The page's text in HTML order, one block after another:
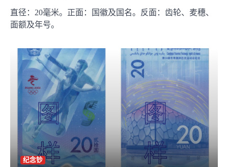
直径：20毫米。正面：国徽及国名。反面：齿轮、麦穗、
面额及年号。
纪念钞